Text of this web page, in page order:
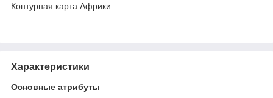
Контурная карта Африки
Характеристики
Основные атрибуты